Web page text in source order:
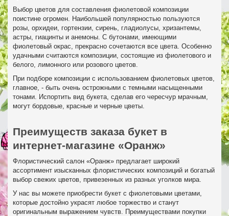
Выбор цветов для составления фиолетовой композиции
поистине огромен. Наибольшей популярностью пользуются
розы, орхидеи, гортензии, сирень, гладиолусы, хризантемы,
астры, гиацинты и анемоны. С бутонами, имеющими
фиолетовый окрас, прекрасно сочетаются все цвета. Особенно
удачными считаются композиции, состоящие из фиолетового и
белого, лимонного или розового цветов.
При подборе композиции с использованием фиолетовых цветов,
главное, - быть очень острожными с темными насыщенными
тонами. Испортить вид букета, сделав его чересчур мрачным,
могут бордовые, красные и черные цветы.
Преимуществ заказа букет в
интернет-магазине «Оранж»
Флористический салон «Оранж» предлагает широкий
ассортимент изысканных флористических композиций и богатый
выбор свежих цветов, привезенных из разных уголков мира.
У нас вы можете приобрести букет с фиолетовыми цветами,
которые достойно украсят любое торжество и станут
оригинальным выражением чувств. Преимуществами покупки